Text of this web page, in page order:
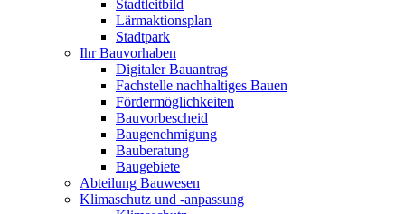
Stadtleitbild
Lärmaktionsplan
Stadtpark
Ihr Bauvorhaben
Digitaler Bauantrag
Fachstelle nachhaltiges Bauen
Fördermöglichkeiten
Bauvorbescheid
Baugenehmigung
Bauberatung
Baugebiete
Abteilung Bauwesen
Klimaschutz und -anpassung